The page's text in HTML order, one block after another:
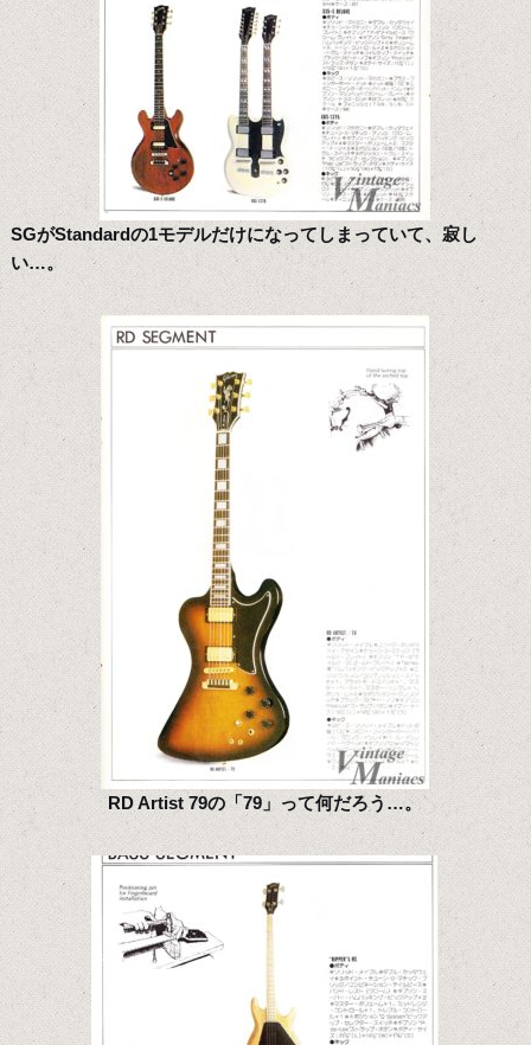
SGがStandardの1モデルだけになってしまっていて、寂し
い…。
RD Artist 79の「79」って何だろう…。